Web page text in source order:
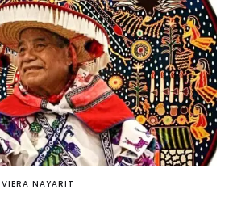
NAYARIT